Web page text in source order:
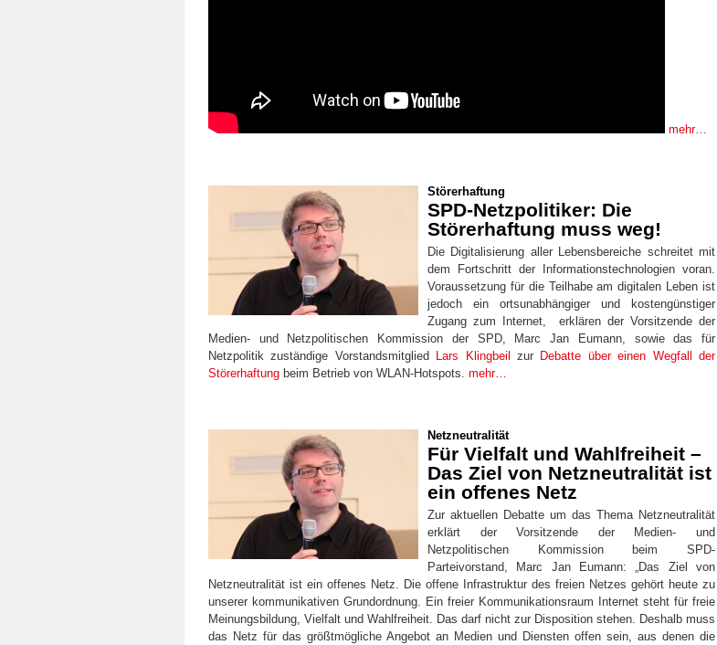
mehr…
Störerhaftung
SPD-Netzpolitiker: Die
Störerhaftung muss weg!
Die Digitalisierung aller Lebensbereiche schreitet mit
dem Fortschritt der Informationstechnologien voran.
Voraussetzung für die Teilhabe am digitalen Leben ist
jedoch ein ortsunabhängiger und kostengünstiger
Zugang zum Internet, erklären der Vorsitzende der
Medien- und Netzpolitischen Kommission der SPD, Marc Jan Eumann, sowie das für
Netzpolitik zuständige Vorstandsmitglied Lars Klingbeil zur Debatte über einen Wegfall der
Störerhaftung beim Betrieb von WLAN-Hotspots. mehr…
Netzneutralität
Für Vielfalt und Wahlfreiheit –
Das Ziel von Netzneutralität ist
ein offenes Netz
Zur aktuellen Debatte um das Thema Netzneutralität
erklärt der Vorsitzende der Medien- und
Netzpolitischen Kommission beim SPD-
Parteivorstand, Marc Jan Eumann: „Das Ziel von
Netzneutralität ist ein offenes Netz. Die offene Infrastruktur des freien Netzes gehört heute zu
unserer kommunikativen Grundordnung. Ein freier Kommunikationsraum Internet steht für freie
Meinungsbildung, Vielfalt und Wahlfreiheit. Das darf nicht zur Disposition stehen. Deshalb muss
das Netz für das größtmögliche Angebot an Medien und Diensten offen sein, aus denen die